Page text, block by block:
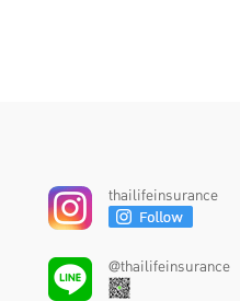
thailifeinsurance
@thailifeinsurance